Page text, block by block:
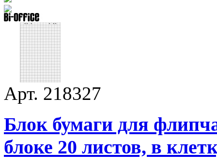
Арт. 218327
Блок бумаги для
блоке 20 листов, в